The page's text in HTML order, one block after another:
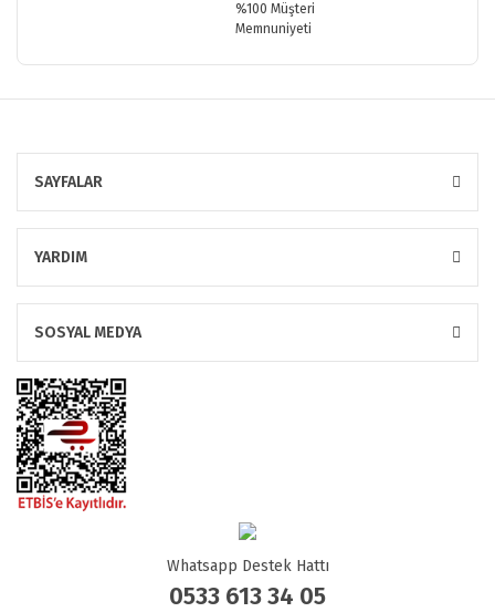
%100 Müşteri
Memnuniyeti
SAYFALAR
YARDIM
SOSYAL MEDYA
Whatsapp Destek Hattı
0533 613 34 05